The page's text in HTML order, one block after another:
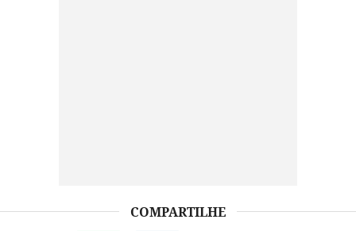
COMPARTILHE